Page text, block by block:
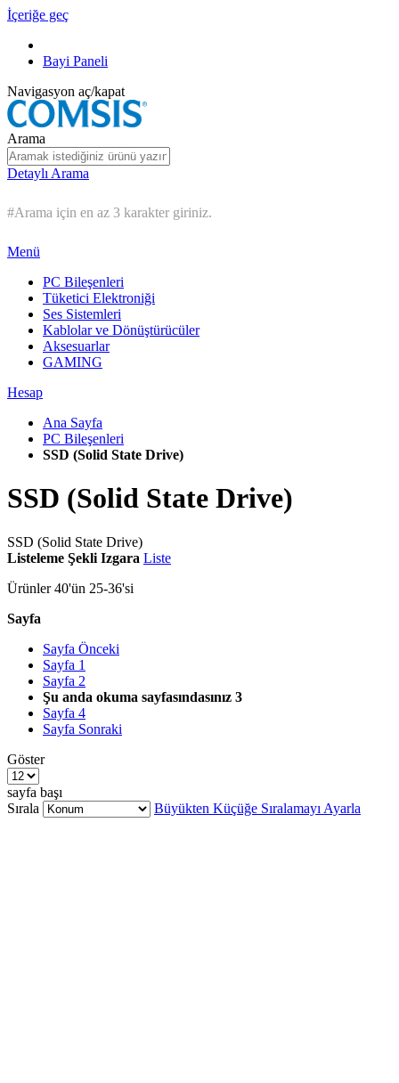
İçeriğe geç
Bayi Paneli
Navigasyon aç/kapat
Arama
Detaylı Arama
#Arama için en az 3 karakter giriniz.
Menü
PC Bileşenleri
Tüketici Elektroniği
Ses Sistemleri
Kablolar ve Dönüştürücüler
Aksesuarlar
GAMING
Hesap
Ana Sayfa
PC Bileşenleri
SSD (Solid State Drive)
SSD (Solid State Drive)
SSD (Solid State Drive)
Listeleme Şekli Izgara Liste
Ürünler40'ün 25-36'si
Sayfa
Sayfa Önceki
Sayfa 1
Sayfa 2
Şu anda okuma sayfasındasınız 3
Sayfa 4
Sayfa Sonraki
Göster
sayfa başı
Sırala
Büyükten Küçüğe Sıralamayı Ayarla